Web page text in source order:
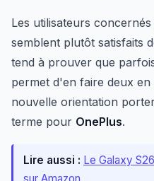
Les utilisateurs
semblent plutôt satisfaits
tend à prouver que
permet d'en faire deux en
nouvelle orientation
terme pour OnePlus.
Lire aussi : Le Galaxy